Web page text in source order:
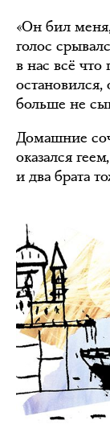
«Он бил
голос
в нас всё
остановился,
больше не
Домашние
оказался
и два брата